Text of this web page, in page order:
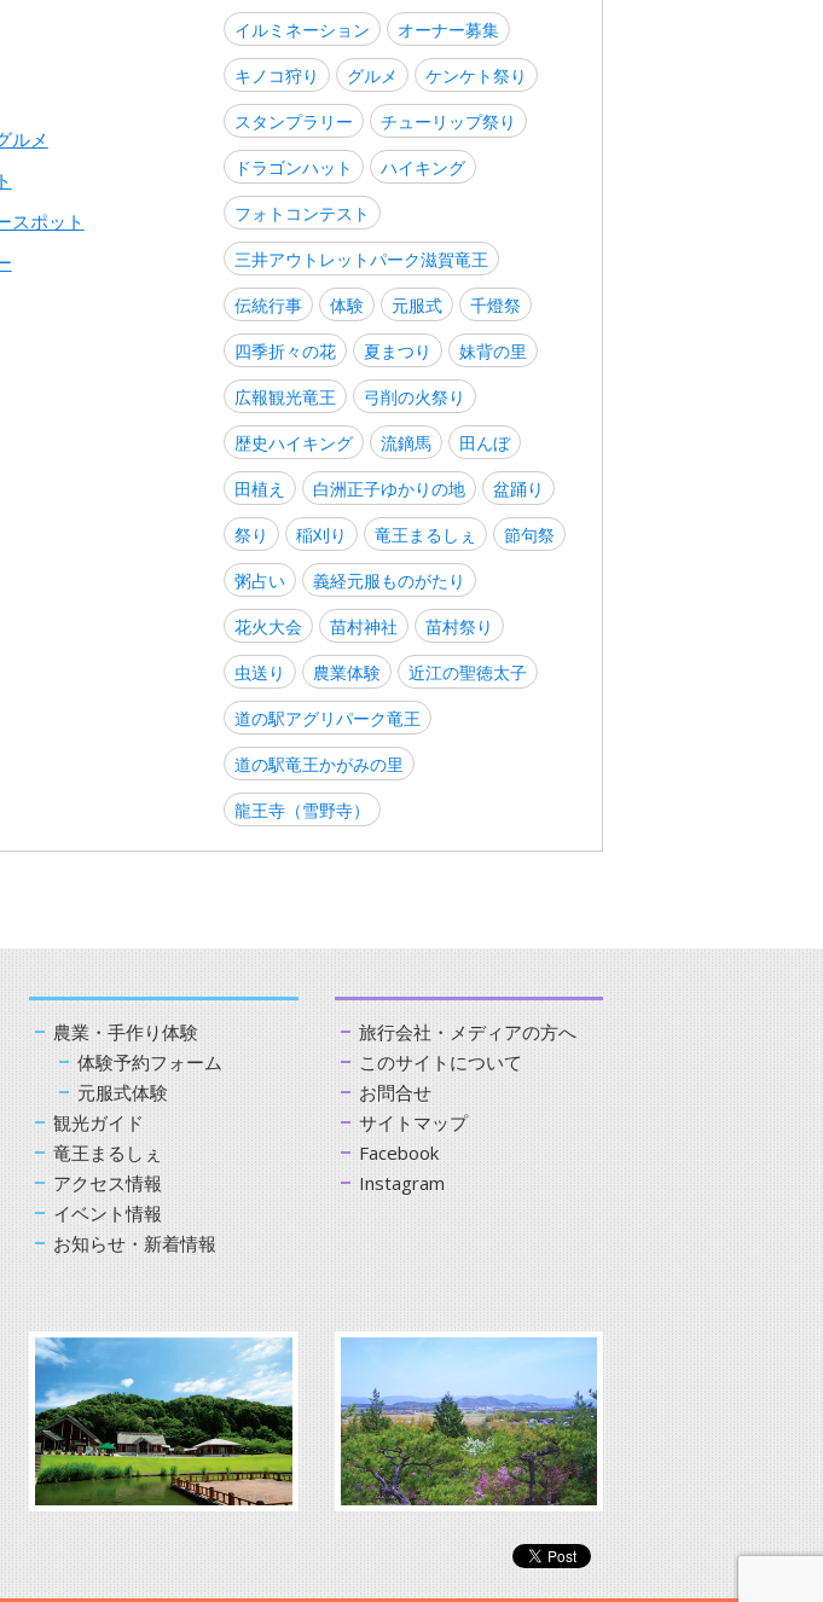
ルメ
スポット
イルミネーション
オーナー募集
キノコ狩り
グルメ
ケンケト祭り
スタンプラリー
チューリップ祭り
ドラゴンハット
ハイキング
フォトコンテスト
三井アウトレットパーク滋賀竜王
伝統行事
体験 元服式
千燈祭
四季折々の花
夏まつり
妹背の里
広報観光竜王
弓削の火祭り
歴史ハイキング
流鏑馬
田んぼ
田植え
白洲正子ゆかりの地
盆踊り
祭り
稲刈り 竜王まるしぇ
節句祭
粥占い
義経元服ものがたり
花火大会
苗村神社
苗村祭り
虫送り
農業体験
近江の聖徳太子
道の駅アグリパーク竜王
道の駅竜王かがみの里
龍王寺（雪野寺）
農業・手作り体験
体験予約フォーム
元服式体験
観光ガイド
竜王まるしぇ
アクセス情報
イベント情報
お知らせ・新着情報
旅行会社・メディアの方へ
このサイトについて
お問合せ
サイトマップ
Facebook
Instagram